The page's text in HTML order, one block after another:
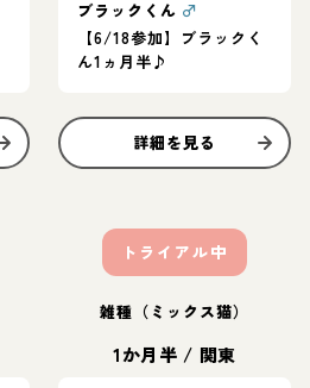
ブラックくん ♂
【6/18参加】ブラックく
ん1ヵ月半♪
詳細を見る
トライアル中
雑種（ミックス猫）
1か月半 / 関東